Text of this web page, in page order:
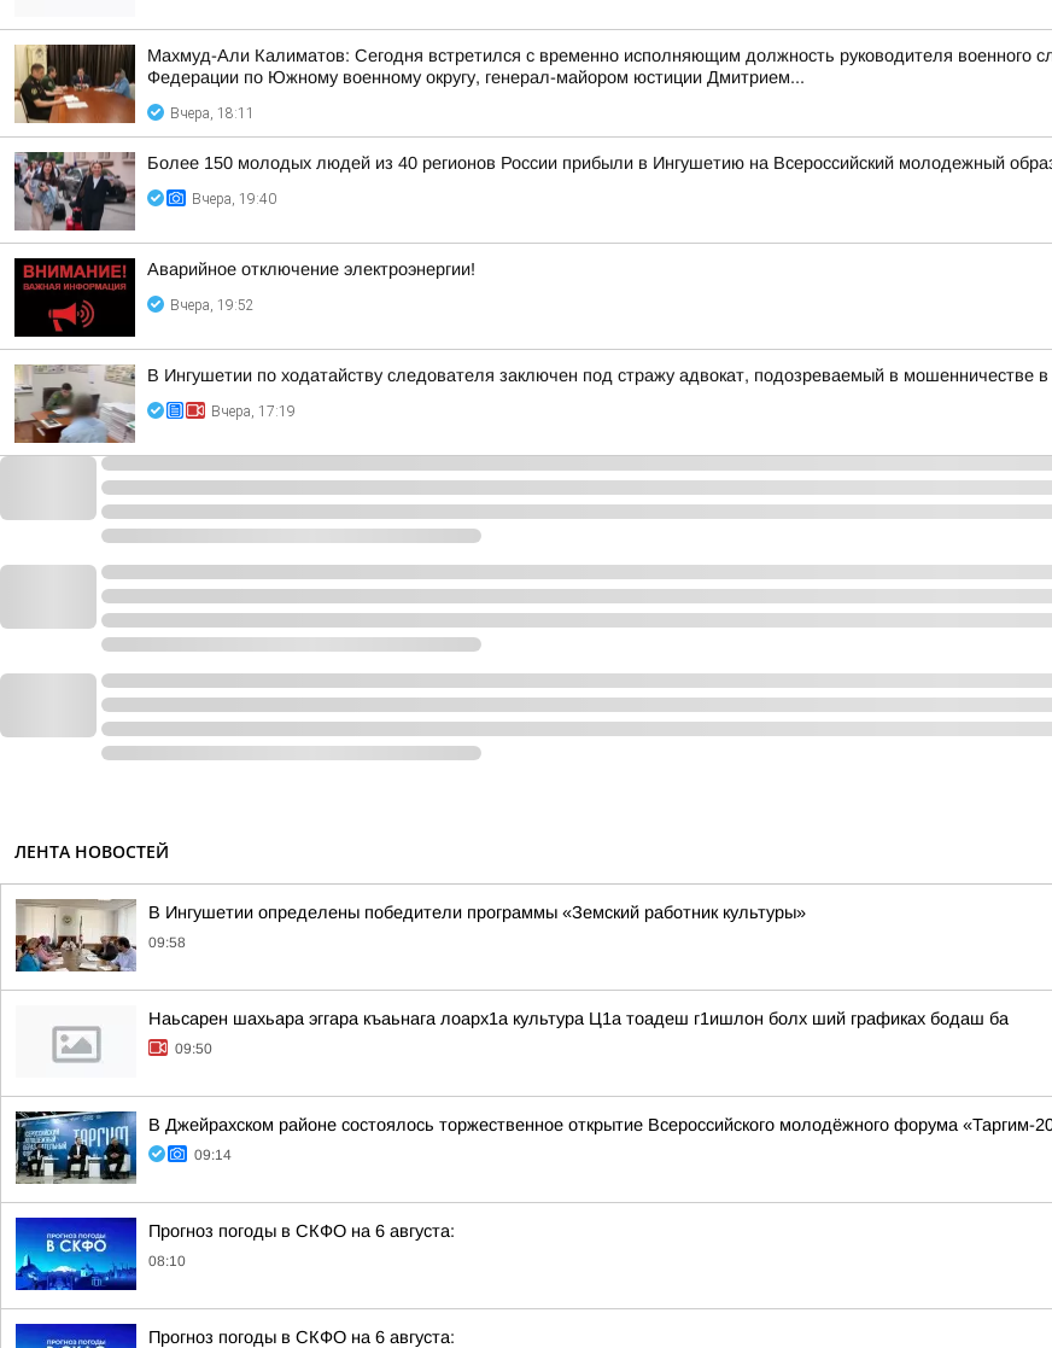
Махмуд-Али Калиматов: Сегодня встретился с временно исполняющим должность руководителя военного
Федерации по Южному военному округу, генерал-майором юстиции Дмитрием...
Вчера, 18:11
Более 150 молодых людей из 40 регионов России прибыли в Ингушетию на Всероссийский молодежный
Вчера, 19:40
Аварийное отключение электроэнергии!
Вчера, 19:52
В Ингушетии по ходатайству следователя заключен под стражу адвокат, подозреваемый в мошенничестве
Вчера, 17:19
ЛЕНТА НОВОСТЕЙ
В Ингушетии определены победители программы «Земский работник культуры»
09:58
Наьсарен шахьара эггара къаьнага лоарх1а культура Ц1а тоадеш г1ишлон болх ший графиках бодаш ба
09:50
В Джейрахском районе состоялось торжественное открытие Всероссийского молодёжного форума «Таргим-
09:14
Прогноз погоды в СКФО на 6 августа:
08:10
Прогноз погоды в СКФО на 6 августа: